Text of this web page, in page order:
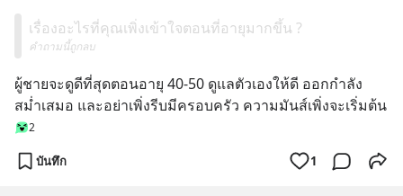
เรื่องอะไรที่คุณเพิ่งเข้าใจตอนที่อายุมากขึ้น ?
คำถามนี้ถูกลบ
ผู้ชายจะดูดีที่สุดตอนอายุ 40-50 ดูแลตัวเองให้ดี ออกกำลัง
สม่ำเสมอ และอย่าเพิ่งรีบมีครอบครัว ความมันส์เพิ่งจะเริ่มต้น
2
บันทึก 1